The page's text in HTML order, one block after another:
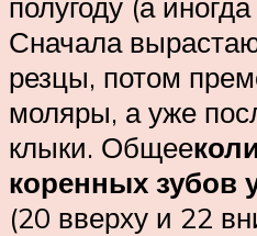
Сначала
резцы, потом
моляры, а уже
клыки. Общее
коренных зубов
(20 вверху и 22